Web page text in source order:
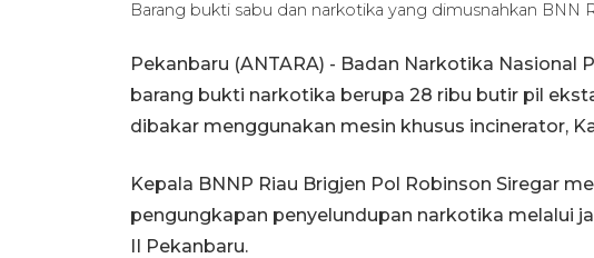
Barang bukti sabu dan narkotika yang dimusnahkan BNN
Pekanbaru (ANTARA) - Badan Narkotika Nasional
barang bukti narkotika berupa 28 ribu butir pil
dibakar menggunakan mesin khusus incinerator,
Kepala BNNP Riau Brigjen Pol Robinson Siregar
pengungkapan penyelundupan narkotika melalui
II Pekanbaru.